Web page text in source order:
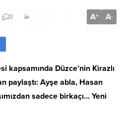
0 A+ A-
kapsamında Düzce’nin Kirazlı
paylaştı: Ayşe abla, Hasan
sadece birkaçı… Yeni